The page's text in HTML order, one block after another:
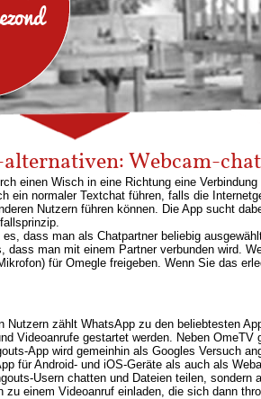
Webcam-
einen Wisch in eine Richtung eine
ein normaler Textchat führen, falls die
Nutzern führen können. Die App sucht
dass man als Chatpartner beliebig
dass man mit einem Partner verbunden wird.
für Omegle freigeben. Wenn Sie das
Nutzern zählt WhatsApp zu den beliebtesten
Videoanrufe gestartet werden. Neben
App wird gemeinhin als Googles Versuch
für Android- und iOS-Geräte als auch als
Usern chatten und Dateien teilen,
zu einem Videoanruf einladen, die sich dann